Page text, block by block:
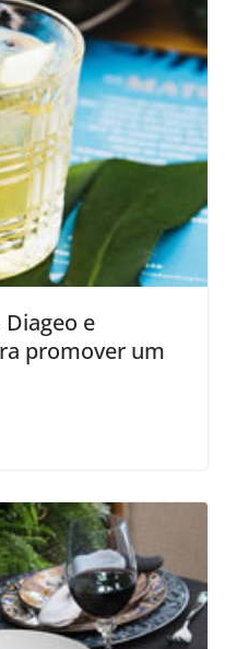
e
promover um